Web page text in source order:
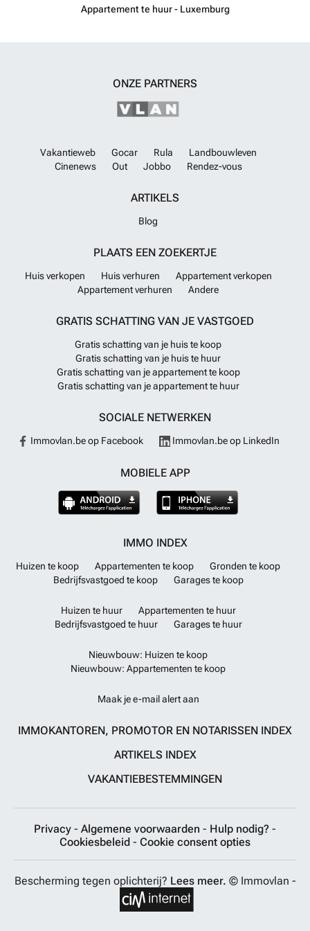
Appartement te huur - Luxemburg
ONZE PARTNERS
Vakantieweb Gocar Rula
Landbouwleven
Cinenews
Out Jobbo Rendez-vous
ARTIKELS
Blog
PLAATS EEN ZOEKERTJE
Huis verkopen Huis verhuren
Appartement verkopen
Appartement verhuren
Andere
GRATIS SCHATTING VAN JE VASTGOED
Gratis schatting van je huis te koop
Gratis schatting van je huis te huur
Gratis schatting van je appartement te koop
Gratis schatting van je appartement te huur
SOCIALE NETWERKEN
Immovlan.be op Facebook Immovlan.be op LinkedIn
MOBIELE APP
IMMO INDEX
Huizen te koop Appartementen te koop
Gronden te koop
Bedrijfsvastgoed te koop
Garages te koop
Huizen te huur
Appartementen te huur
Bedrijfsvastgoed te huur
Garages te huur
Nieuwbouw: Huizen te koop
Nieuwbouw: Appartementen te koop
Maak je e-mail alert aan
IMMOKANTOREN, PROMOTOR EN NOTARISSEN INDEX
ARTIKELS INDEX
VAKANTIEBESTEMMINGEN
Privacy - Algemene voorwaarden - Hulp nodig? -
Cookiesbeleid - Cookie consent opties
Bescherming tegen oplichterij? Lees meer. © Immovlan -